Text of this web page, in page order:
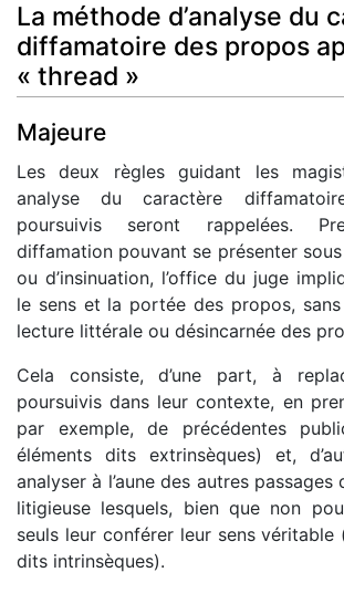
La méthode d’analyse du
diffamatoire des propos
« thread »
Majeure
Les deux règles guidant les
analyse du caractère
poursuivis seront rappelées.
diffamation pouvant se présenter sous
ou d’insinuation, l’office du juge
le sens et la portée des propos, sans
lecture littérale ou désincarnée des
Cela consiste, d’une part, à
poursuivis dans leur contexte, en
par exemple, de précédentes
éléments dits extrinsèques) et,
analyser à l’aune des autres
litigieuse lesquels, bien que non
seuls leur conférer leur sens véritable
dits intrinsèques).